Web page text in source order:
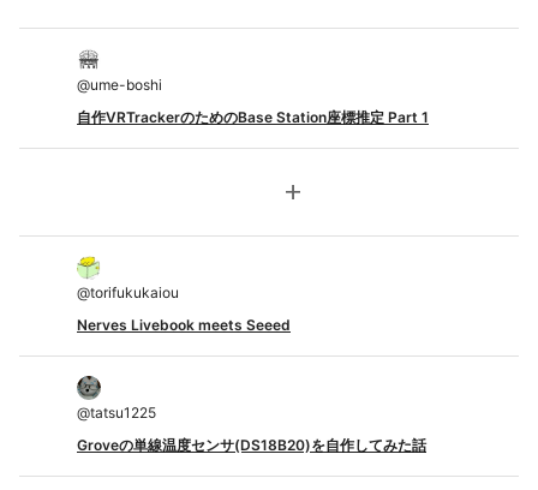
@ume-boshi
自作VRTrackerのためのBase Station座標推定 Part 1
add
@torifukukaiou
Nerves Livebook meets Seeed
@tatsu1225
Groveの単線温度センサ(DS18B20)を自作してみた話